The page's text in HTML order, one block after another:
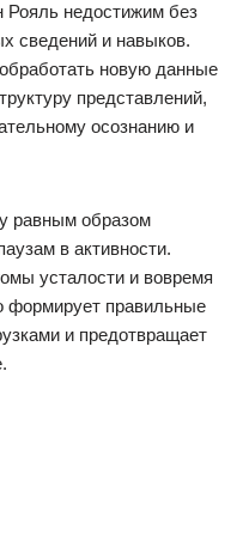
недостижим без
сведений и навыков.
новую данные
представлений,
осознанию и
равным образом
в активности.
усталости и вовремя
формирует правильные
и предотвращает